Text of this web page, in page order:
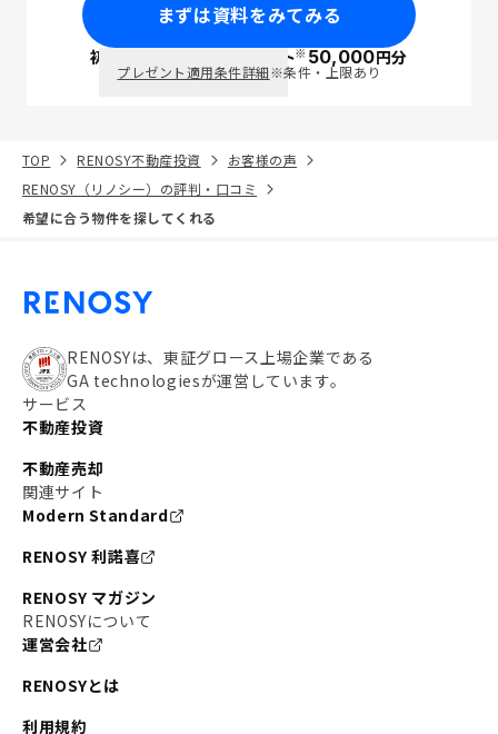
まずは資料をみてみる
初回面談で ポイント※50,000円分
プレゼント適用条件詳細※条件・上限あり
TOP RENOSY不動産投資
お客様の声
RENOSY（リノシー）の評判・口コミ
希望に合う物件を探してくれる
RENOSYは、東証グロース上場企業である
GA technologiesが運営しています。
サービス
不動産投資
不動産売却
関連サイト
Modern Standard
RENOSY 利諾喜
RENOSY マガジン
RENOSYについて
運営会社
RENOSYとは
利用規約